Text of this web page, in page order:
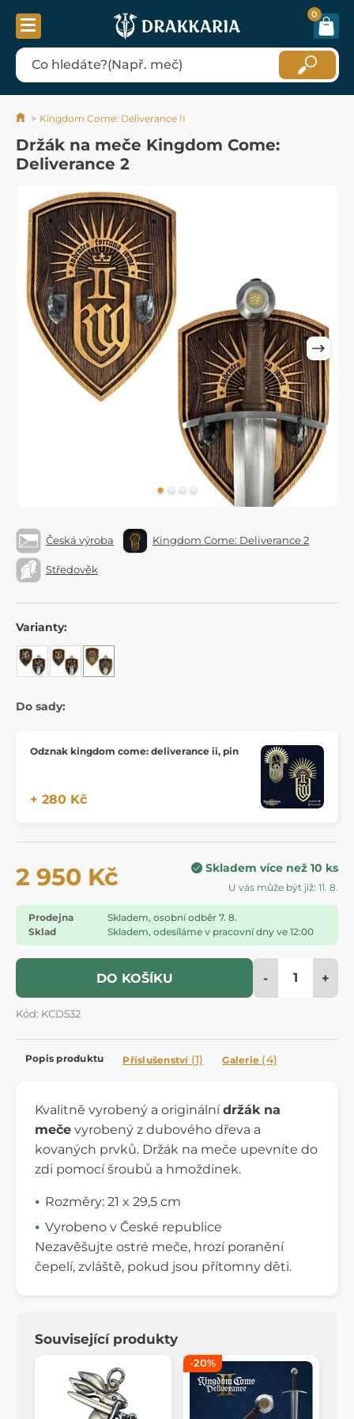
0
Kingdom Come: Deliverance II
Držák na meče Kingdom Come:
Deliverance 2
Česká výroba Kingdom Come: Deliverance 2
Středověk
Varianty:
Do sady:
Odznak kingdom come: deliverance ii, pin
+ 280 Kč
2 950 Kč Skladem více než 10 ks
U vás může být již: 11. 8.
Prodejna
Skladem, osobní odběr 7. 8.
Sklad
Skladem, odesíláme v pracovní dny ve 12:00
DO KOŠÍKU - +
Kód: KCD532
Popis produktu Příslušenství (1) Galerie (4)
Kvalitně vyrobený a originálnídržák na
meče vyrobený z dubového dřeva a
kovaných prvků. Držák na meče upevníte do
zdi pomocí šroubů a hmoždinek.
Rozměry: 21 x 29,5 cm
Vyrobeno v České republice
Nezavěšujte ostré meče, hrozí poranění
čepelí, zvláště, pokud jsou přítomny děti.
Související produkty
-20%